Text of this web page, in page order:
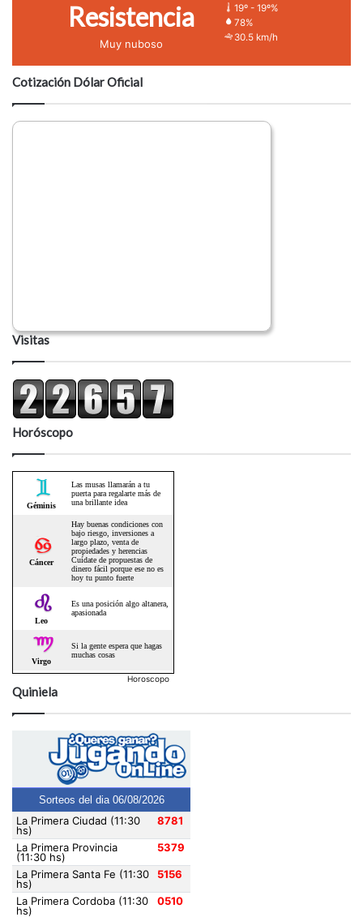
Resistencia
Muy nuboso
19º - 19º%
78%
30.5 km/h
Cotización Dólar Oficial
Visitas
Horóscopo
Horoscopo
Quiniela